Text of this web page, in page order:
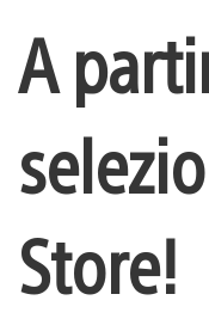
A
Store!